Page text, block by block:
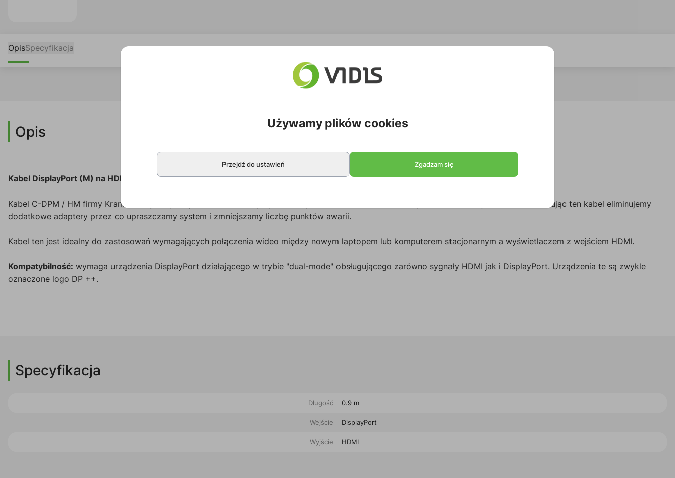
OpisSpecyfikacja
Opis
Kabel DisplayPort (M) na HDMI (M) o długości 0,9m
Kabel C-DPM / HM firmy Kramer służy do podłączenia źródła DisplayPort bezpośrednio do monitora lub wyświetlacza z wejściem HDMI. Stosując ten kabel eliminujemy
dodatkowe adaptery przez co upraszczamy system i zmniejszamy liczbę punktów awarii.
Kabel ten jest idealny do zastosowań wymagających połączenia wideo między nowym laptopem lub komputerem stacjonarnym a wyświetlaczem z wejściem HDMI.
Kompatybilność: wymaga urządzenia DisplayPort działającego w trybie "dual-mode" obsługującego zarówno sygnały HDMI jak i DisplayPort. Urządzenia te są zwykle
oznaczone logo DP ++.
Specyfikacja
Długość 0.9 m
Wejście DisplayPort
Wyjście HDMI
Używamy plików cookies
Przejdź do ustawień Zgadzam się